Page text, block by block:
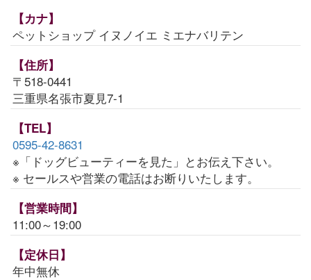
【カナ】
ペットショップ イヌノイエ ミエナバリテン
【住所】
〒518-0441
三重県名張市夏見7-1
【TEL】
0595-42-8631
※「ドッグビューティーを見た」とお伝え下さい。
※ セールスや営業の電話はお断りいたします。
【営業時間】
11:00～19:00
【定休日】
年中無休